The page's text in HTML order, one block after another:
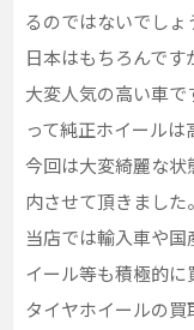
るのではないでしょ
日本はもちろんです
大変人気の高い車
って純正ホイールは
今回は大変綺麗な
内させて頂きました。
当店では輸入車や
イール等も積極的に
タイヤホイールの